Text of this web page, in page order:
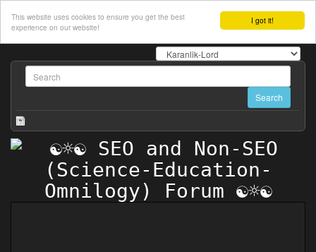
I got it!
This website uses cookies to ensure you get the best
experience on our website!